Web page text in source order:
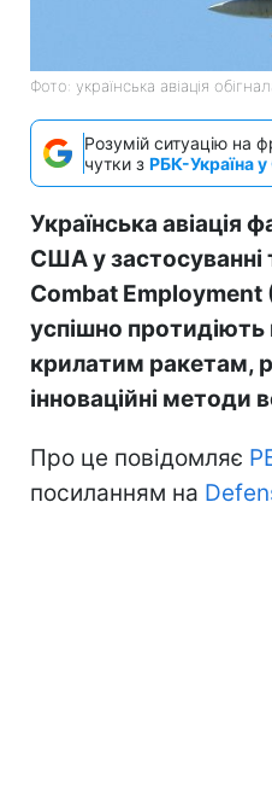
Фото: українська авіація
Розумій ситуацію на
чутки з РБК-Україна
Українська авіація
США у застосуванні
Combat Employment
успішно
крилатим ракетам,
інноваційні методи
Про це повідомляє
посиланням на